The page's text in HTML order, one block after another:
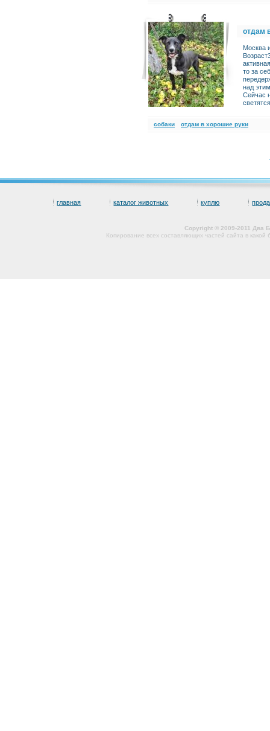
отдам
Москва
то за
над
Сейчас
cобаки отдам в хорошие руки
главная каталог животных куплю
Copyright © 2009-2011 Два
Копирование всех составляющих частей сайта в